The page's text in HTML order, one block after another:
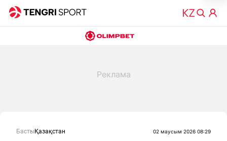
БастыҚазақстан 02 маусым 2026 08:29